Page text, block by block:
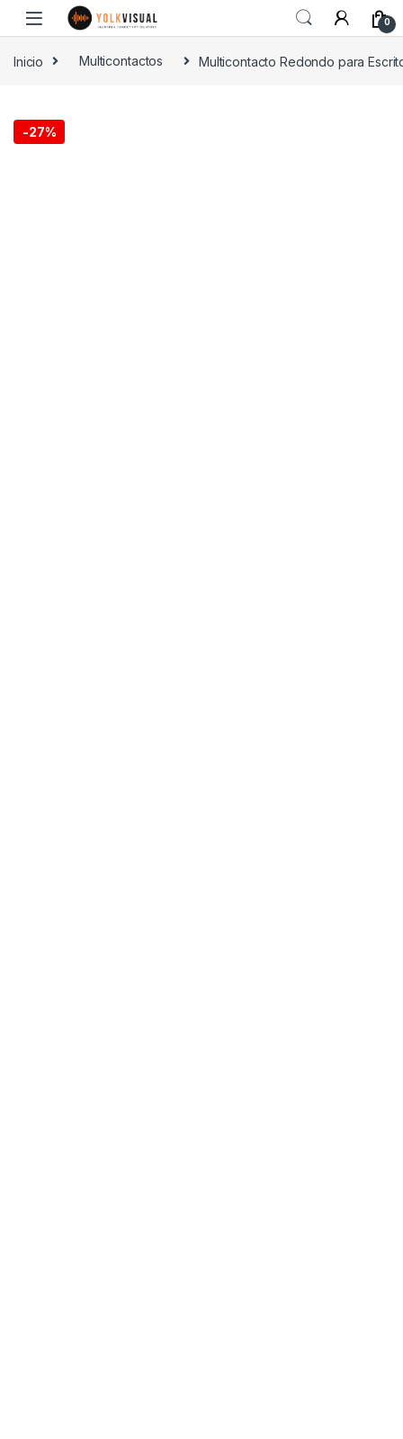
0
Inicio Multicontactos Multicontacto Redondo para
-27%